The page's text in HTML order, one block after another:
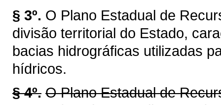
§ 3º. O Plano Estadual de
divisão territorial do Estado,
bacias hidrográficas utilizadas
hídricos.
§ 4º. O Plano Estadual de